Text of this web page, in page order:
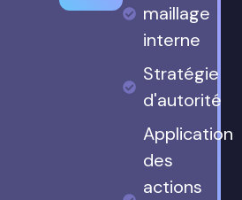
maillage
interne
Stratégie
d'autorité
Application
des
actions